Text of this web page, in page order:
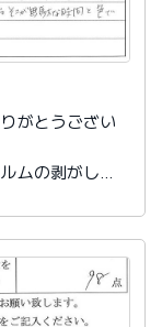
がとうござい
ムの剥がし忘
た。そこが無
たのが残念で